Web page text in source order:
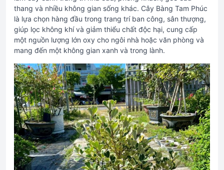
thang và nhiều không gian sống khác. Cây Bàng Tam Phúc
là lựa chọn hàng đầu trong trang trí ban công, sân thượng,
giúp lọc không khí và giảm thiểu chất độc hại, cung cấp
một nguồn lượng lớn oxy cho ngôi nhà hoặc văn phòng và
mang đến một không gian xanh và trong lành.